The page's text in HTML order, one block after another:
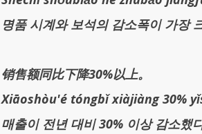
명품 시계와 보석의 감소폭이 가장
销售额同比下降30%以上。
Xiāoshòu'é tóngbǐ xiàjiàng 30%
매출이 전년 대비 30% 이상 감소했